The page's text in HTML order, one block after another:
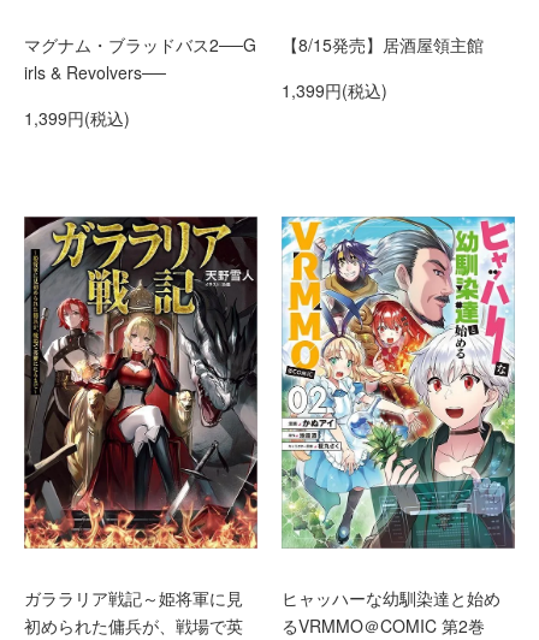
マグナム・ブラッドバス2──G
irls & Revolvers──
1,399円(税込)
【8/15発売】居酒屋領主館
1,399円(税込)
ガララリア戦記～姫将軍に見
初められた傭兵が、戦場で英
ヒャッハーな幼馴染達と始め
るVRMMO＠COMIC 第2巻